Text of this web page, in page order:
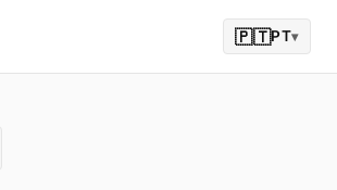
🇵🇹PT▾